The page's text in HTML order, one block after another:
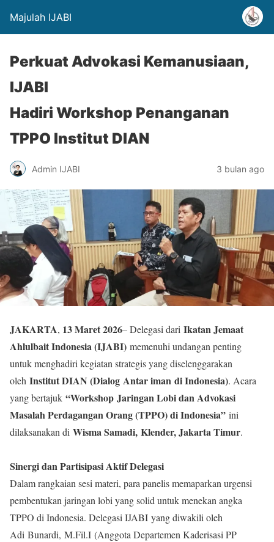
Majulah IJABI
Perkuat Advokasi Kemanusiaan,
IJABI
Hadiri Workshop Penanganan
TPPO Institut DIAN
Admin IJABI 3 bulan ago
JAKARTA, 13 Maret 2026– Delegasi dari Ikatan Jemaat
Ahlulbait Indonesia (IJABI) memenuhi undangan penting
untuk menghadiri kegiatan strategis yang diselenggarakan
oleh Institut DIAN (Dialog Antar iman di Indonesia). Acara
yang bertajuk “Workshop Jaringan Lobi dan Advokasi
Masalah Perdagangan Orang (TPPO) di Indonesia” ini
dilaksanakan di Wisma Samadi, Klender, Jakarta Timur.
Sinergi dan Partisipasi Aktif Delegasi
Dalam rangkaian sesi materi, para panelis memaparkan urgensi
pembentukan jaringan lobi yang solid untuk menekan angka
TPPO di Indonesia. Delegasi IJABI yang diwakili oleh
Adi Bunardi, M.Fil.I (Anggota Departemen Kaderisasi PP